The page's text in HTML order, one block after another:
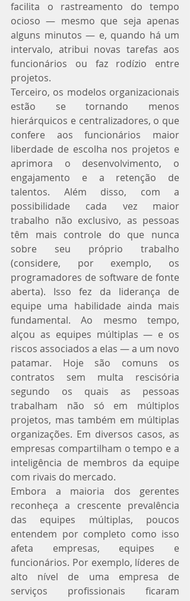
facilita o rastreamento do tempo
ocioso — mesmo que seja apenas
alguns minutos — e, quando há um
intervalo, atribui novas tarefas aos
funcionários ou faz rodízio entre
projetos.
Terceiro, os modelos organizacionais
estão se tornando menos
hierárquicos e centralizadores, o que
confere aos funcionários maior
liberdade de escolha nos projetos e
aprimora o desenvolvimento, o
engajamento e a retenção de
talentos. Além disso, com a
possibilidade cada vez maior
trabalho não exclusivo, as pessoas
têm mais controle do que nunca
sobre seu próprio trabalho
(considere, por exemplo, os
programadores de software de fonte
aberta). Isso fez da liderança de
equipe uma habilidade ainda mais
fundamental. Ao mesmo tempo,
alçou as equipes múltiplas — e os
riscos associados a elas — a um novo
patamar. Hoje são comuns os
contratos sem multa rescisória
segundo os quais as pessoas
trabalham não só em múltiplos
projetos, mas também em múltiplas
organizações. Em diversos casos, as
empresas compartilham o tempo e a
inteligência de membros da equipe
com rivais do mercado.
Embora a maioria dos gerentes
reconheça a crescente prevalência
das equipes múltiplas, poucos
entendem por completo como isso
afeta empresas, equipes e
funcionários. Por exemplo, líderes de
alto nível de uma empresa de
serviços profissionais ficaram